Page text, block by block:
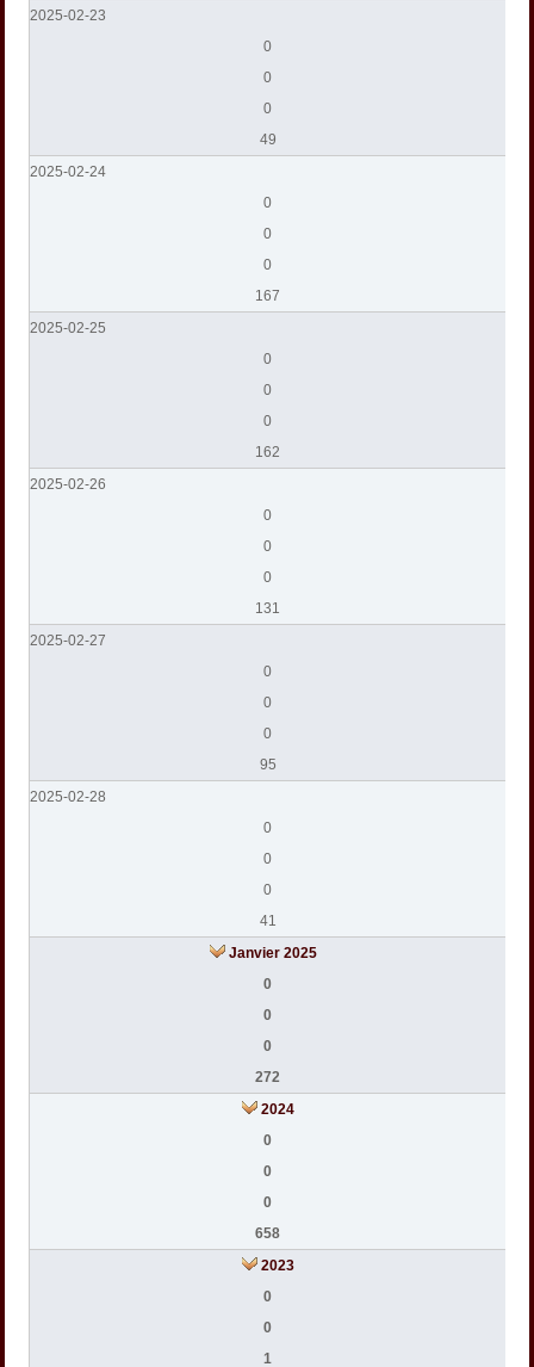
2025-02-23
0
0
0
49
2025-02-24
0
0
0
167
2025-02-25
0
0
0
162
2025-02-26
0
0
0
131
2025-02-27
0
0
0
95
2025-02-28
0
0
0
41
Janvier 2025
0
0
0
272
2024
0
0
0
658
2023
0
0
1